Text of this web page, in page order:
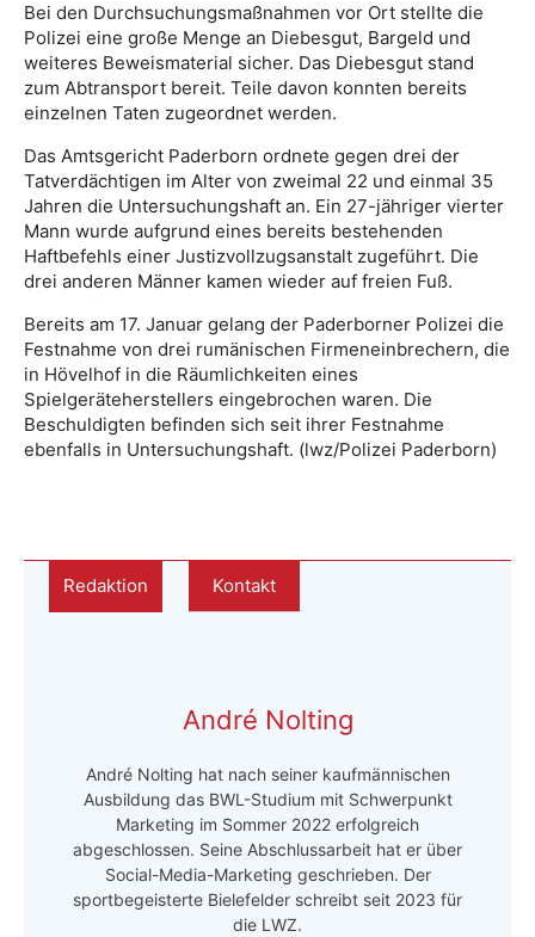
Bei den Durchsuchungsmaßnahmen vor Ort stellte die
Polizei eine große Menge an Diebesgut, Bargeld und
weiteres Beweismaterial sicher. Das Diebesgut stand
zum Abtransport bereit. Teile davon konnten bereits
einzelnen Taten zugeordnet werden.
Das Amtsgericht Paderborn ordnete gegen drei der
Tatverdächtigen im Alter von zweimal 22 und einmal 35
Jahren die Untersuchungshaft an. Ein 27-jähriger vierter
Mann wurde aufgrund eines bereits bestehenden
Haftbefehls einer Justizvollzugsanstalt zugeführt. Die
drei anderen Männer kamen wieder auf freien Fuß.
Bereits am 17. Januar gelang der Paderborner Polizei die
Festnahme von drei rumänischen Firmeneinbrechern, die
in Hövelhof in die Räumlichkeiten eines
Spielgeräteherstellers eingebrochen waren. Die
Beschuldigten befinden sich seit ihrer Festnahme
ebenfalls in Untersuchungshaft. (lwz/Polizei Paderborn)
Redaktion Kontakt
André Nolting
André Nolting hat nach seiner kaufmännischen
Ausbildung das BWL-Studium mit Schwerpunkt
Marketing im Sommer 2022 erfolgreich
abgeschlossen. Seine Abschlussarbeit hat er über
Social-Media-Marketing geschrieben. Der
sportbegeisterte Bielefelder schreibt seit 2023 für
die LWZ.